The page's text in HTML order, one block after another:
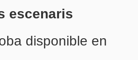
escenaris
disponible en